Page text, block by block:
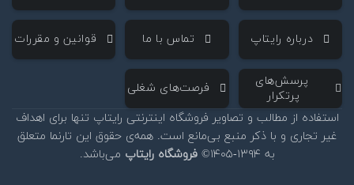
‌ درباره رایتاپ ‌ تماس با ما ‌ قوانین و مقررات
‌ پرسش‌های
پرتکرار
‌ فرصت‌های شغلی
استفاده از مطالب و تصاویر فروشگاه اینترنتی رایتاپ تنها برای اهداف
غیر تجاری و با ذکر منبع بی‌مانع است. همه‌ی حقوق این تارنما متعلق
به ۱۳۹۴-۱۴۰۵©
فروشگاه رایتاپ می‌باشد.